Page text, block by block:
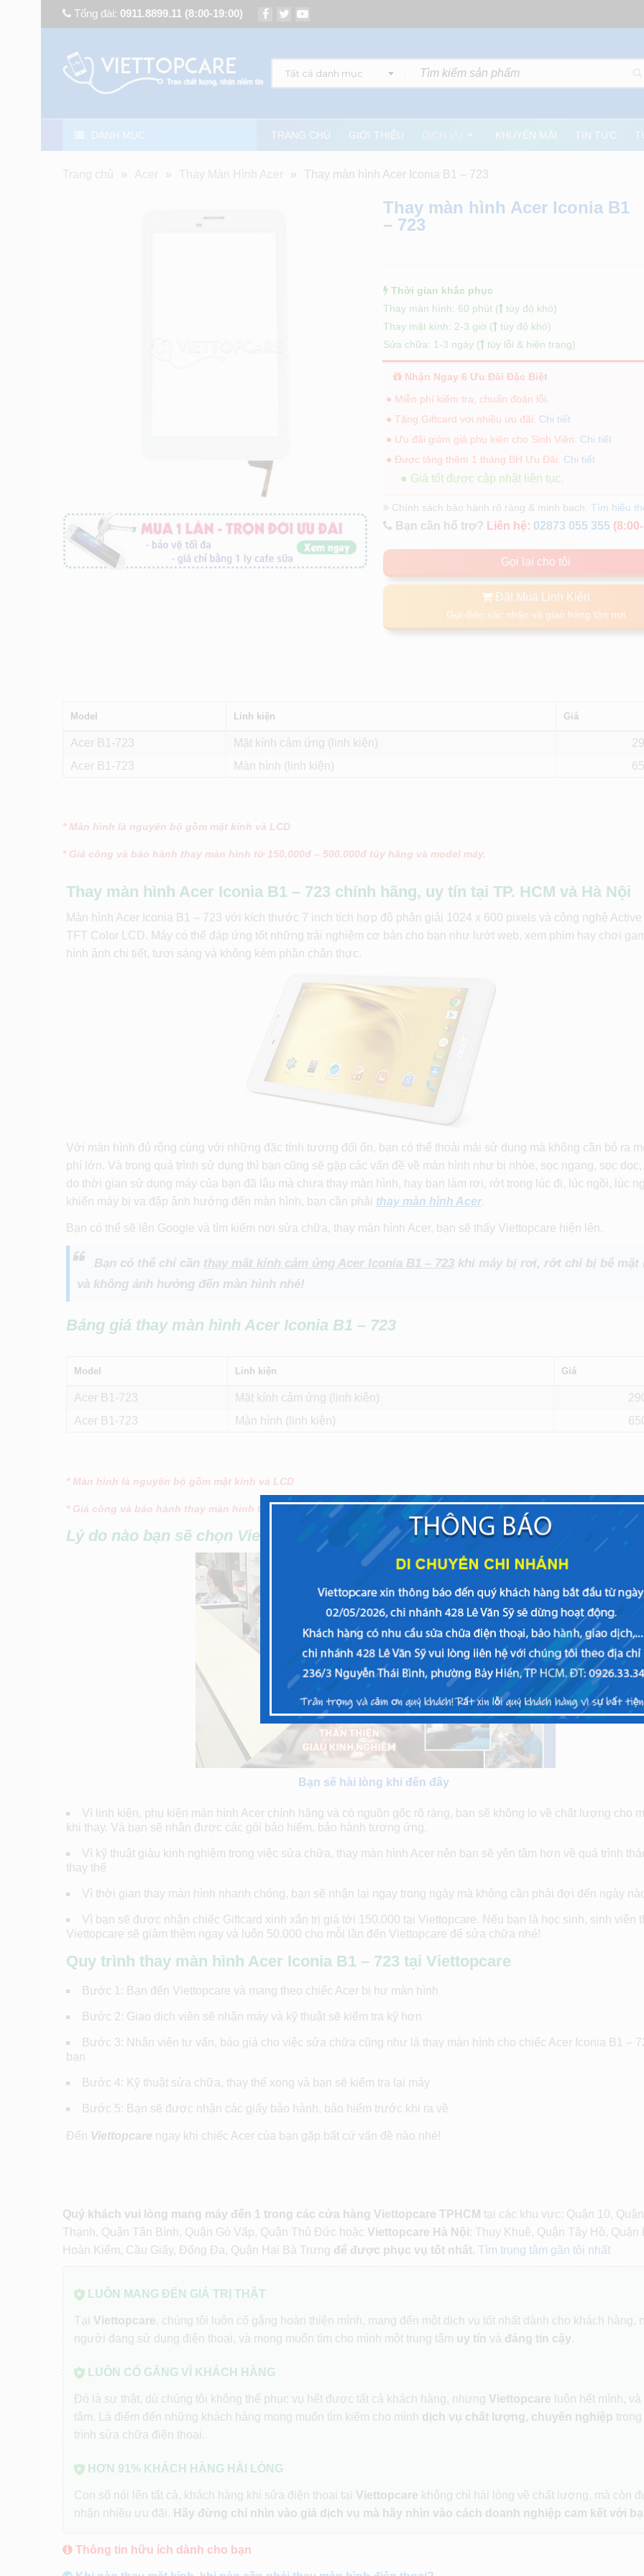
Tổng đài: 0911.8899.11 (8:00-19:00)
Tất cả danh mục
DANH MỤC TRANG CHỦ GIỚI THIỆU DỊCH VỤ KHUYẾN MÃI TIN TỨC
Trang chủ » Acer » Thay Màn Hình Acer » Thay màn hình Acer Iconia B1 – 723
Thay màn hình Acer Iconia B1
– 723
Thời gian khắc phục
Thay màn hình: 60 phút (
tùy độ khó)
Thay mặt kính: 2-3 giờ (
tùy độ khó)
Sửa chữa: 1-3 ngày (
tùy lỗi & hiện trạng)
Nhận Ngay 6 Ưu Đãi Đặc Biệt
● Miễn phí kiểm tra, chuẩn đoán lỗi.
● Tặng Giftcard với nhiều ưu đãi. Chi tiết
● Ưu đãi giảm giá phụ kiện cho Sinh Viên. Chi tiết
● Được tặng thêm 1 tháng BH Ưu Đãi. Chi tiết
● Giá tốt được cập nhật liên tục.
Chính sách bảo hành rõ ràng & minh bạch.Tìm hiểu
Bạn cần hổ trợ? Liên hệ: 02873 055 355
Gọi lại cho tôi
Đặt Mua Linh Kiện
Gọi điện xác nhận và giao hàng tận nơi
Model Linh kiện Giá
Acer B1-723 Mặt kính cảm ứng (linh kiện)
Acer B1-723
Màn hình (linh kiện)
* Màn hình là nguyên bộ gồm mặt kính và LCD
* Giá công và bảo hành thay màn hình từ 150.000đ – 500.000đ tùy hãng và model máy.
Thay màn hình Acer Iconia B1 – 723 chính hãng, uy tín tại TP. HCM và Hà Nội
Màn hình Acer Iconia B1 – 723 với kích thước 7 inch tích hợp độ phân giải 1024 x 600 pixels và công nghệ Active
TFT Color LCD. Máy có thể đáp ứng tốt những trải nghiệm cơ bản cho bạn như lướt web, xem phim hay chơi
hình ảnh chi tiết, tươi sáng và không kém phần chân thực.
Với màn hình đủ rộng cùng với những đặc tính tương đối ổn, bạn có thể thoải mái sử dụng mà không cần bỏ ra
phí lớn. Và trong quá trình sử dụng thì bạn cũng sẽ gặp các vấn đề về màn hình như bị nhòe, sọc ngang, sọc
do thời gian sử dụng máy của bạn đã lâu mà chưa thay màn hình, hay bạn làm rơi, rớt trong lúc đi, lúc ngồi, lúc
khiến máy bị va đập ảnh hưởng đến màn hình, bạn cần phải thay màn hình Acer.
Bạn có thể sẽ lên Google và tìm kiếm nơi sửa chữa, thay màn hình Acer, bạn sẽ thấy Viettopcare hiện lên.
Bạn có thể chỉ cần thay mặt kính cảm ứng Acer Iconia B1 – 723 khi máy bị rơi, rớt chỉ bị bể mặt
và không ảnh hưởng đến màn hình nhé!
Bảng giá thay màn hình Acer Iconia B1 – 723
Model Linh kiện Giá
Acer B1-723 Mặt kính cảm ứng (linh kiện)
Acer B1-723
Màn hình (linh kiện)
* Màn hình là nguyên bộ gồm mặt kính và LCD
* Giá công và bảo hành thay màn hình từ 150.000đ – 500.000đ tùy hãng và model máy.
Lý do nào bạn sẽ chọn Viettopcare để thay màn hình Acer Iconia B1 – 723?
Bạn sẽ hài lòng khi đến đây
Vì linh kiện, phụ kiện màn hình Acer chính hãng và có nguồn gốc rõ ràng, bạn sẽ không lo về chất lượng cho
khi thay. Và bạn sẽ nhận được các gói bảo hiểm, bảo hành tương ứng.
Vì kỹ thuật giàu kinh nghiệm trong việc sửa chữa, thay màn hình Acer nên bạn sẽ yên tâm hơn về quá trình
thay thế
Vì thời gian thay màn hình nhanh chóng, bạn sẽ nhận lại ngay trong ngày mà không cần phải đợi đến ngày
Vì bạn sẽ được nhận chiếc Giftcard xinh xắn trị giá tới 150.000 tại Viettopcare. Nếu bạn là học sinh, sinh viên
Viettopcare sẽ giảm thêm ngay và luôn 50.000 cho mỗi lần đến Viettopcare để sửa chữa nhé!
Quy trình thay màn hình Acer Iconia B1 – 723 tại Viettopcare
Bước 1: Bạn đến Viettopcare và mang theo chiếc Acer bị hư màn hình
Bước 2: Giao dịch viên sẽ nhận máy và kỹ thuật sẽ kiểm tra kỹ hơn
Bước 3: Nhân viên tư vấn, báo giá cho việc sửa chữa cũng như là thay màn hình cho chiếc Acer Iconia B1 –
bạn
Bước 4: Kỹ thuật sửa chữa, thay thế xong và bạn sẽ kiểm tra lại máy
Bước 5: Bạn sẽ được nhận các giấy bảo hành, bảo hiểm trước khi ra về
Đến Viettopcare ngay khi chiếc Acer của bạn gặp bất cứ vấn đề nào nhé!
Quý khách vui lòng mang máy đến 1 trong các cửa hàng Viettopcare TPHCM tại các khu vực: Quận 10,
Thạnh, Quận Tân Bình, Quận Gò Vấp, Quận Thủ Đức hoặc Viettopcare Hà Nội: Thụy Khuê, Quận Tây Hồ,
Hoàn Kiếm, Cầu Giấy, Đống Đa, Quận Hai Bà Trưng để được phục vụ tốt nhất. Tìm trung tâm gần tôi nhất
LUÔN MANG ĐẾN GIÁ TRỊ THẬT
Tại Viettopcare, chúng tôi luôn cố gắng hoàn thiện mình, mang đến một dịch vụ tốt nhất dành cho khách hàng,
người đang sử dụng điện thoại, và mong muốn tìm cho mình một trung tâm uy tín và đáng tin cậy.
LUÔN CỐ GẮNG VÌ KHÁCH HÀNG
Đó là sự thật, dù chúng tôi không thể phục vụ hết được tất cả khách hàng, nhưng Viettopcare luôn hết mình, và
tâm. Là điểm đến những khách hàng mong muốn tìm kiếm cho mình dịch vụ chất lượng, chuyên nghiệp
trình sửa chữa điện thoại.
HƠN 91% KHÁCH HÀNG HÀI LÒNG
Con số nói lên tất cả, khách hàng khi sửa điện thoại tại Viettopcare không chỉ hài lòng về chất lượng, mà còn
nhận nhiều ưu đãi. Hãy đừng chỉ nhìn vào giá dịch vụ mà hãy nhìn vào cách doanh nghiệp cam kết với
Thông tin hữu ích dành cho bạn